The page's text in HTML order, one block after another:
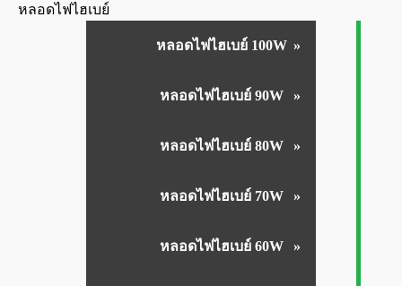
หลอดไฟไฮเบย์
หลอดไฟไฮเบย์ 100W
หลอดไฟไฮเบย์ 90W
หลอดไฟไฮเบย์ 80W
หลอดไฟไฮเบย์ 70W
หลอดไฟไฮเบย์ 60W